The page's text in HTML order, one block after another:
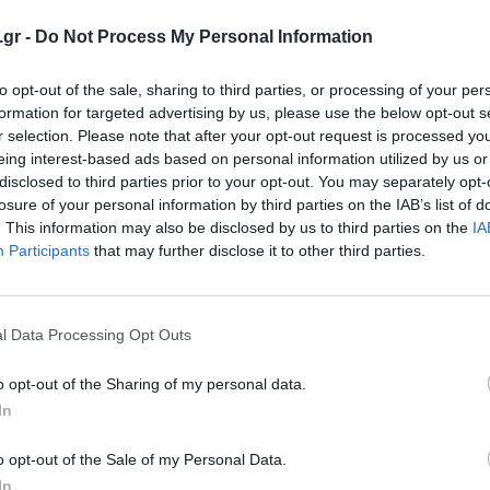
- Do Not Process My Personal Information
opt-out of the sale, sharing to third parties, or processing of your
for targeted advertising by us, please use the below opt-out
selection. Please note that after your opt-out request is processed
interest-based ads based on personal information utilized by us
to third parties prior to your opt-out. You may separately
of your personal information by third parties on the IAB’s list of
This information may also be disclosed by us to third parties on the
Participants that may further disclose it to other third parties.
Data Processing Opt Outs
opt-out of the Sharing of my personal data.
opt-out of the Sale of my Personal Data.
Storiesείναι προγραμματισμένο να
και η μόνη αγορά που έχει
Δείτε το trailer που ακολουθεί για να
κόσμο του…